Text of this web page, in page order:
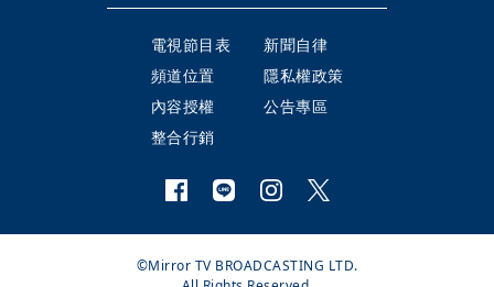
電視節目表
新聞自律
頻道位置
隱私權政策
內容授權
公告專區
整合行銷
©Mirror TV BROADCASTING LTD.